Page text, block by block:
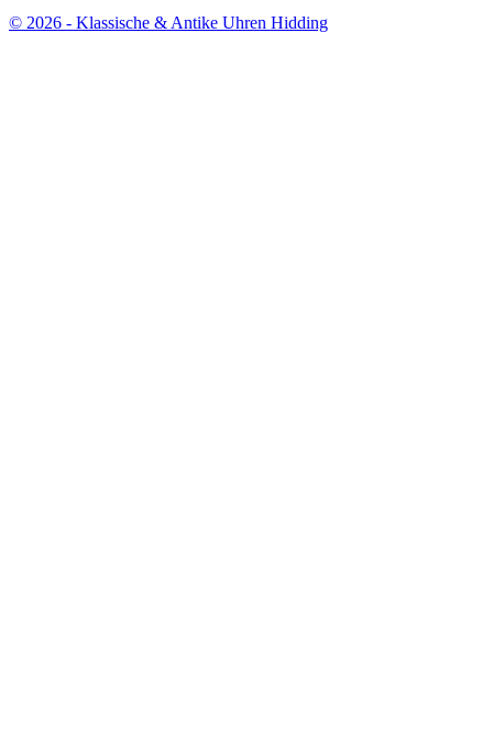
© 2026 - Klassische & Antike Uhren Hidding